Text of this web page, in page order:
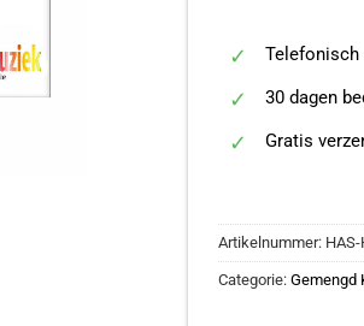
Telefonisch
30 dagen
Gratis
Artikelnummer:
Categorie: Gemengd